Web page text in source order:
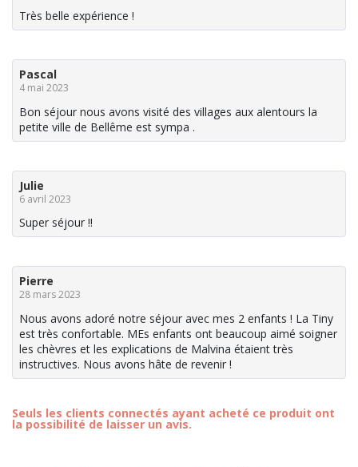
Très belle expérience !
Pascal
4 mai 2023
Bon séjour nous avons visité des villages aux alentours la
petite ville de Bellême est sympa .
Julie
6 avril 2023
Super séjour !!
Pierre
28 mars 2023
Nous avons adoré notre séjour avec mes 2 enfants ! La Tiny
est très confortable. MEs enfants ont beaucoup aimé soigner
les chèvres et les explications de Malvina étaient très
instructives. Nous avons hâte de revenir !
Seuls les clients connectés ayant acheté ce produit ont
la possibilité de laisser un avis.